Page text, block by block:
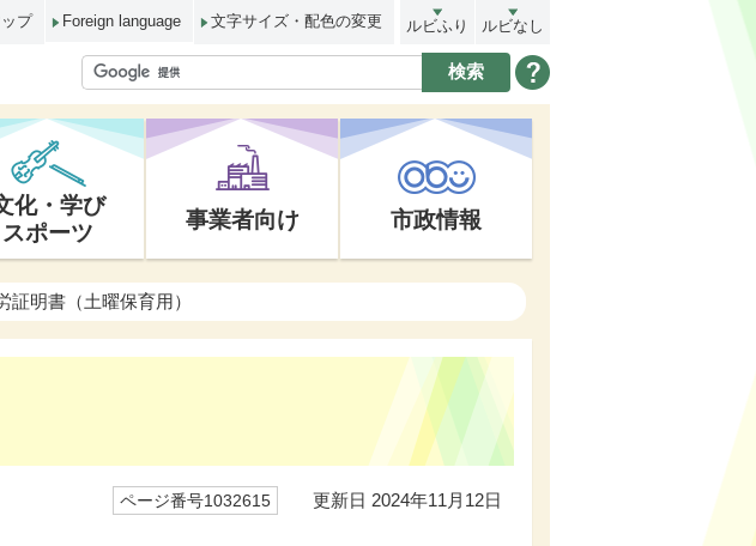
プ Foreign language 文字サイズ・配色の変更 ルビふり ルビなし
化・学び
スポーツ
事業者向け 市政情報
証明書（土曜保育用）
ページ番号1032615 更新日 2024年11月12日